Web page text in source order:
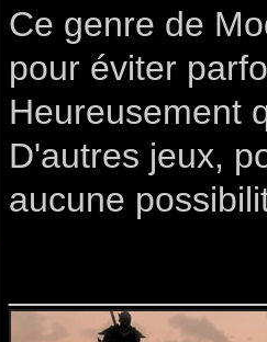
Ce genre de
pour éviter
Heureusement
D'autres jeux,
aucune